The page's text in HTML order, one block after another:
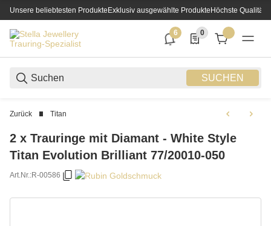
Unsere beliebtesten ProdukteExklusiv ausgewählte ProdukteHöchste Qualität
SUCHEN
6
6 neue Notifizierungen
0
0 Produkte in der
Zurück Titan
2 x Trauringe mit Diamant - White Style
Titan Evolution Brilliant 77/20010-050
Art.Nr.:R-00586